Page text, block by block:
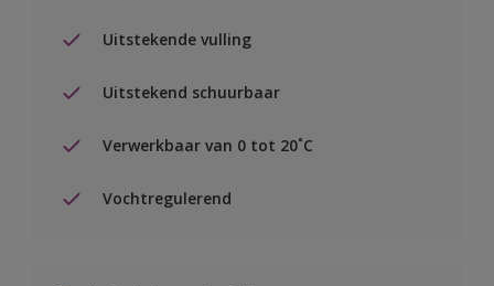
Uitstekende vulling
Uitstekend schuurbaar
Verwerkbaar van 0 tot 20˚C
Vochtregulerend